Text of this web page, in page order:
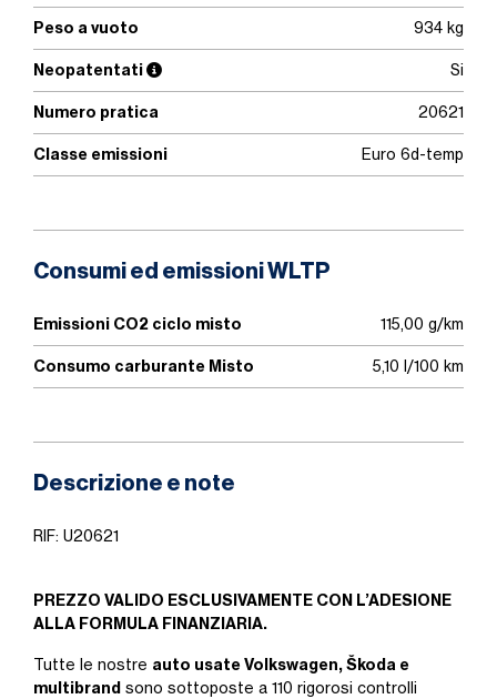
Peso a vuoto 934 kg
Neopatentati Si
Numero pratica 20621
Classe emissioni Euro 6d-temp
Consumi ed emissioni WLTP
Emissioni CO2 ciclo misto 115,00 g/km
Consumo carburante Misto 5,10 l/100 km
Descrizione e note
RIF: U20621
PREZZO VALIDO ESCLUSIVAMENTE CON L’ADESIONE
ALLA FORMULA FINANZIARIA.
Tutte le nostre auto usate Volkswagen, Škoda e
multibrand sono sottoposte a 110 rigorosi controlli